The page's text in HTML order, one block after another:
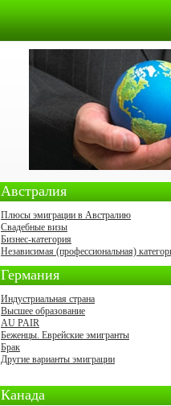
Австралия
Плюсы эмиграции в Австралию
Свадебные визы
Бизнес-категория
Независимая (профессиональная)
Германия
Индустриальная страна
Высшее образование
AU PAIR
Беженцы. Еврейские эмигранты
Брак
Другие варианты эмиграции
Канада